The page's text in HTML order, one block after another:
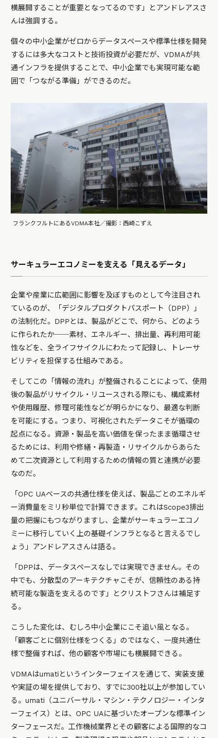
横展開することが重要となってるのです」とアンドレアスさ
んは強調する。
個々の中小企業がゼロからデータスペースや標準仕様を開発
するには多大なコストと技術投資が必要だが、VDMAが共
通インフラを提供することで、中小企業でも実現可能な範
囲で「つながる準備」ができるのだ。
フランクフルトにあるVDMA本社／撮影：西崎こずえ
サーキュラーエコノミーを支える「見えるデータ」
企業や産業に広範囲に影響を及ぼすものとして今注目され
ているのが、「デジタルプロダクトパスポート（DPP）」
の法制化だ。DPPとは、製品がどこで、何から、どのよう
に作られたか──素材、エネルギー、排出量、再利用可能
性などを、全ライフサイクルにわたって記録し、トレーサ
ビリティを担保する仕組みである。
そしてこの「情報の流れ」が整備されることによって、使用
後の製品がリサイクル・リユースされる際にも、構成素材
や使用履歴、修理可能性などが明らかになり、最適な判断
を可能にする。つまり、可視化されたデータこそが循環の
起点になる。資源・製品を高い価値を保ったまま循環させ
るためには、利用や修繕・再製造・リサイクルからあらた
めて二次資源として利用するための情報の質と連携が必要
なのだ。
「OPC UAベースの共通仕様を使えば、製品ごとのエネルギ
ー消費量をミリ秒単位で計算できます。これはScope3排出
量の把握にもつながりますし、企業がサーキュラーエコノ
ミーに移行していく上の基礎インフラとなると言えるでし
ょう」アンドレアスさんは語る。
「DPPは、データスペースなしでは実現できません。その
中でも、分散型のアーキテクチャこそが、信頼性のある持
続可能な製造を支えるのです」とクリストフさんは補足す
る。
こうした変化は、むしろ中小企業にこそ追い風となる。
「顧客ごとに個別仕様をつくる」のではなく、一度共通仕
様で整備すれば、他の顧客や市場にも横展開できる。
VDMAはumatiというインターフェイスを通じて、実装支援
や実証の場を提供しており、すでに300社以上が参加してい
る。umati（ユニバーサル・マシン・テクノロジー・インタ
ーフェイス）とは、OPC UAに基づいたオープンな標準イン
ターフェースだ。工作機械業界とその顧客による国際的なコ